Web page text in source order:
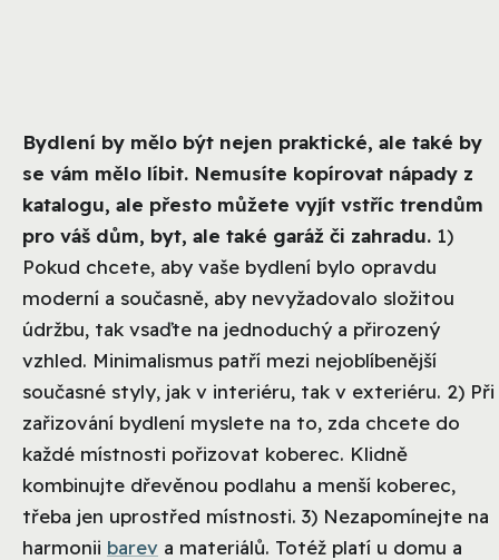
Bydlení by mělo být nejen praktické, ale také by
se vám mělo líbit. Nemusíte kopírovat nápady z
katalogu, ale přesto můžete vyjít vstříc trendům
pro váš dům, byt, ale také garáž či zahradu. 1)
Pokud chcete, aby vaše bydlení bylo opravdu
moderní a současně, aby nevyžadovalo složitou
údržbu, tak vsaďte na jednoduchý a přirozený
vzhled. Minimalismus patří mezi nejoblíbenější
současné styly, jak v interiéru, tak v exteriéru. 2) Při
zařizování bydlení myslete na to, zda chcete do
každé místnosti pořizovat koberec. Klidně
kombinujte dřevěnou podlahu a menší koberec,
třeba jen uprostřed místnosti. 3) Nezapomínejte na
harmonii barev a materiálů. Totéž platí u domu a